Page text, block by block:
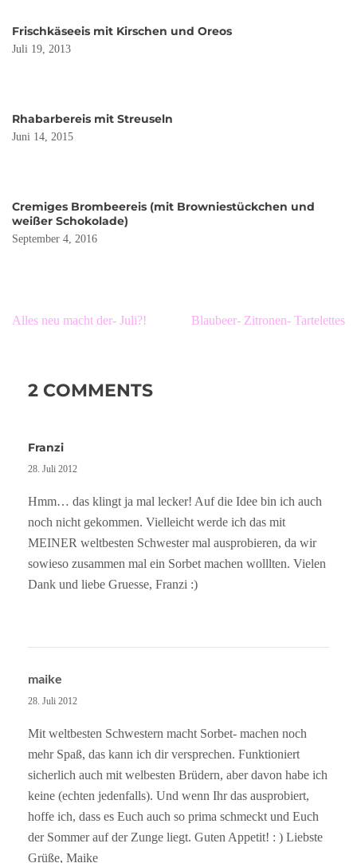
Frischkäseeis mit Kirschen und Oreos
Juli 19, 2013
Rhabarbereis mit Streuseln
Juni 14, 2015
Cremiges Brombeereis (mit Browniestückchen und
weißer Schokolade)
September 4, 2016
Beitragsnavigation
Alles neu macht der- Juli?! Blaubeer- Zitronen- Tartelettes
2 COMMENTS
Franzi
28. Juli 2012
Hmm… das klingt ja mal lecker! Auf die Idee bin ich auch
noch nicht gekommen. Vielleicht werde ich das mit
MEINER weltbesten Schwester mal ausprobieren, da wir
sowieso zusammen mal ein Sorbet machen wolllten. Vielen
Dank und liebe Gruesse, Franzi :)
maike
28. Juli 2012
Mit weltbesten Schwestern macht Sorbet- machen noch
mehr Spaß, das kann ich dir versprechen. Funktioniert
sicherlich auch mit welbesten Brüdern, aber davon habe ich
keine (echten jedenfalls). Und wenn Ihr das ausprobiert,
hoffe ich, dass es Euch auch so prima schmeckt und Euch
der Sommer auf der Zunge liegt. Guten Appetit! : ) Liebste
Grüße, Maike